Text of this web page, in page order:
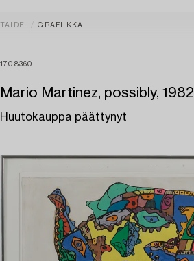
TAIDE GRAFIIKKA
1708360
Mario Martinez, possibly, 1982
Huutokauppa päättynyt